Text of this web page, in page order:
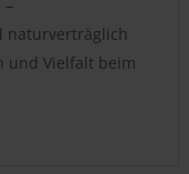
naturverträglich
und Vielfalt beim